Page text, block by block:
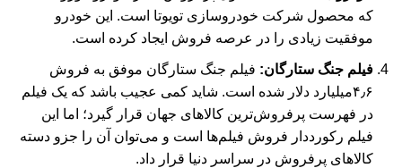
که محصول شرکت خودروسازی تویوتا است. این خودرو
موفقیت زیادی را در عرصه فروش ایجاد کرده است.
فیلم جنگ ستارگان: فیلم جنگ ستارگان موفق به فروش
۴٫۶میلیارد دلار شده است. شاید کمی عجیب باشد که یک فیلم
در فهرست پرفروش‌ترین کالاهای جهان قرار گیرد؛ اما این
فیلم رکورددار فروش فیلم‌ها است و می‌توان آن را جزو دسته
کالاهای پرفروش در سراسر دنیا قرار داد.